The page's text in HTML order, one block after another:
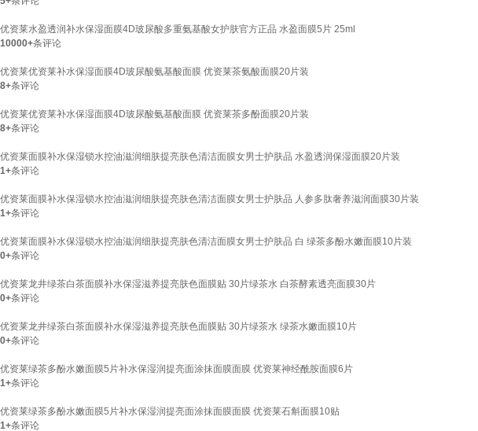
优资莱水盈透润补水保湿面膜4D玻尿酸多重氨基酸女护肤官方正品 水盈面膜5片 25ml
10000+条评论
优资莱优资莱补水保湿面膜4D玻尿酸氨基酸面膜 优资莱茶氨酸面膜20片装
8+条评论
优资莱优资莱补水保湿面膜4D玻尿酸氨基酸面膜 优资莱茶多酚面膜20片装
8+条评论
优资莱面膜补水保湿锁水控油滋润细肤提亮肤色清洁面膜女男士护肤品 水盈透润保湿面膜20片装
1+条评论
优资莱面膜补水保湿锁水控油滋润细肤提亮肤色清洁面膜女男士护肤品 人参多肽奢养滋润面膜30片装
1+条评论
优资莱面膜补水保湿锁水控油滋润细肤提亮肤色清洁面膜女男士护肤品 白 绿茶多酚水嫩面膜10片装
0+条评论
优资莱龙井绿茶白茶面膜补水保湿滋养提亮肤色面膜贴 30片绿茶水 白茶酵素透亮面膜30片
0+条评论
优资莱龙井绿茶白茶面膜补水保湿滋养提亮肤色面膜贴 30片绿茶水 绿茶水嫩面膜10片
0+条评论
优资莱绿茶多酚水嫩面膜5片补水保湿润提亮面涂抹面膜面膜 优资莱神经酰胺面膜6片
1+条评论
优资莱绿茶多酚水嫩面膜5片补水保湿润提亮面涂抹面膜面膜 优资莱石斛面膜10贴
1+条评论